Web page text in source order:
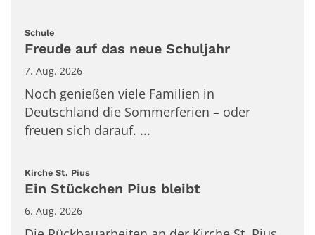
Schule:
Freude auf das neue Schuljahr
7. Aug. 2026
Noch genießen viele Familien in
Deutschland die Sommerferien – oder
freuen sich darauf. ...
Kirche St. Pius:
Ein Stückchen Pius bleibt
6. Aug. 2026